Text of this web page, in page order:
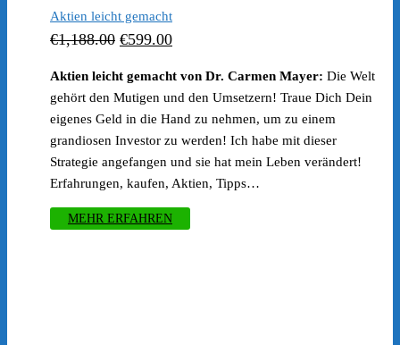
Aktien leicht gemacht
€1,188.00 Ursprünglicher
war:
€1,188.00
€599.00Aktueller
ist:
€599.00.
Aktien leicht gemacht von Dr. Carmen Mayer: Die Welt
gehört den Mutigen und den Umsetzern! Traue Dich Dein
eigenes Geld in die Hand zu nehmen, um zu einem
grandiosen Investor zu werden! Ich habe mit dieser
Strategie angefangen und sie hat mein Leben verändert!
Erfahrungen, kaufen, Aktien, Tipps…
MEHR ERFAHREN